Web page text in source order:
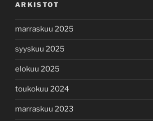
ARKISTOT
marraskuu 2025
syyskuu 2025
elokuu 2025
toukokuu 2024
marraskuu 2023